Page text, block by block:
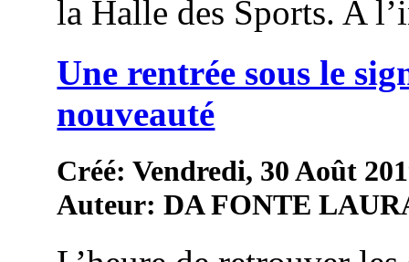
la Halle des Sports. A
Une rentrée sous le
nouveauté
Créé: Vendredi, 30 Août
Auteur: DA FONTE